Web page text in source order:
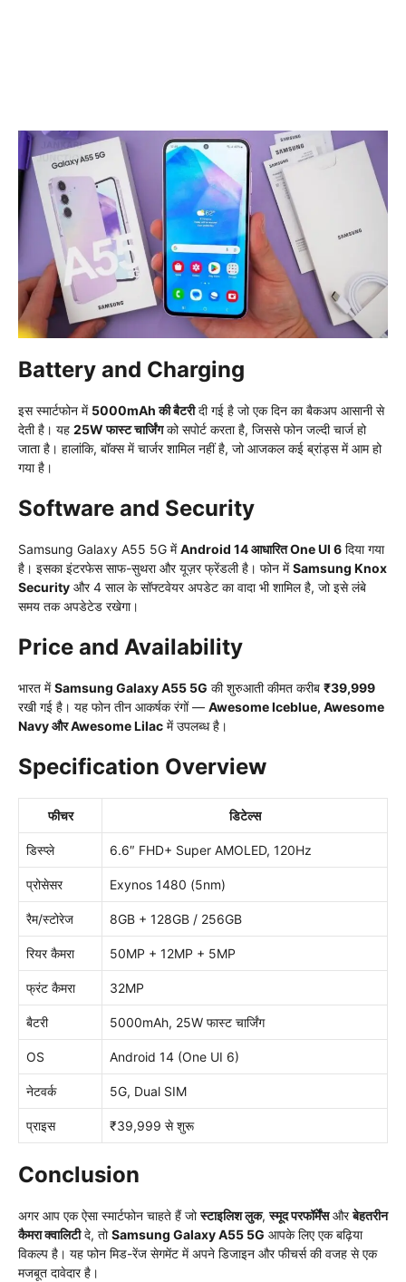
Battery and Charging
इस स्मार्टफोन में 5000mAh की बैटरीदी गई है जो एक दिन का बैकअप आसानी से
देती है। यह 25W फास्ट चार्जिंगको सपोर्ट करता है, जिससे फोन जल्दी चार्ज हो
जाता है। हालांकि, बॉक्स में चार्जर शामिल नहीं है, जो आजकल कई ब्रांड्स में आम हो
गया है।
Software and Security
Samsung Galaxy A55 5G मेंAndroid 14 आधारित One UI 6 दिया गया
है। इसका इंटरफेस साफ-सुथरा और यूज़र फ्रेंडली है। फोन मेंSamsung Knox
Security और 4 साल के सॉफ्टवेयर अपडेट का वादा भी शामिल है, जो इसे लंबे
समय तक अपडेटेड रखेगा।
Price and Availability
भारत मेंSamsung Galaxy A55 5G की शुरुआती कीमत करीब ₹39,999
रखी गई है। यह फोन तीन आकर्षक रंगों — Awesome Iceblue, Awesome
Navy और Awesome Lilac में उपलब्ध है।
Specification Overview
फीचर डिटेल्स
डिस्प्ले 6.6″ FHD+ Super AMOLED, 120Hz
प्रोसेसर Exynos 1480 (5nm)
रैम/स्टोरेज 8GB + 128GB / 256GB
रियर कैमरा 50MP + 12MP + 5MP
फ्रंट कैमरा 32MP
बैटरी 5000mAh, 25W फास्ट चार्जिंग
OS Android 14 (One UI 6)
नेटवर्क 5G, Dual SIM
प्राइस ₹39,999 से शुरू
Conclusion
अगर आप एक ऐसा स्मार्टफोन चाहते हैं जोस्टाइलिश लुक,स्मूद परफॉर्मेंसऔरबेहतरीन
कैमरा क्वालिटीदे, तोSamsung Galaxy A55 5G आपके लिए एक बढ़िया
विकल्प है। यह फोन मिड-रेंज सेगमेंट में अपने डिजाइन और फीचर्स की वजह से एक
मजबूत दावेदार है।